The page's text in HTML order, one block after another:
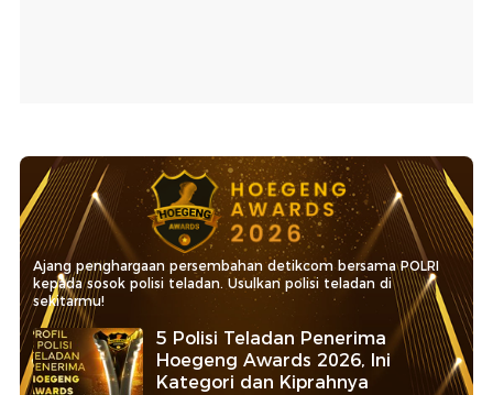
Ajang penghargaan persembahan detikcom bersama POLRI
kepada sosok polisi teladan. Usulkan polisi teladan di
sekitarmu!
5 Polisi Teladan Penerima
Hoegeng Awards 2026, Ini
Kategori dan Kiprahnya